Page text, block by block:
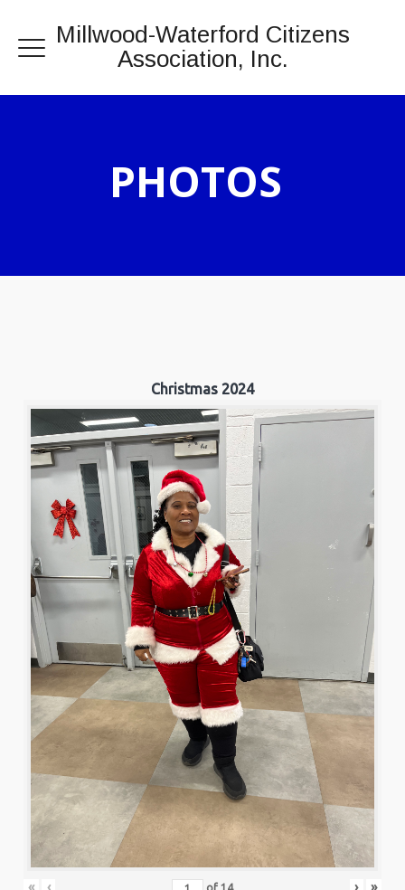
Millwood-Waterford Citizens
Association, Inc.
PHOTOS
Christmas 2024
« ‹ of 14 › »